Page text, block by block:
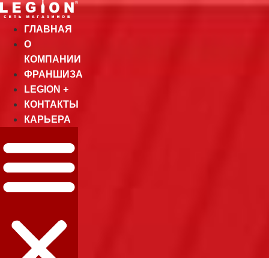
Перейти
к
содержимому
ГЛАВНАЯ
О
КОМПАНИИ
ФРАНШИЗА
LEGION +
КОНТАКТЫ
КАРЬЕРА